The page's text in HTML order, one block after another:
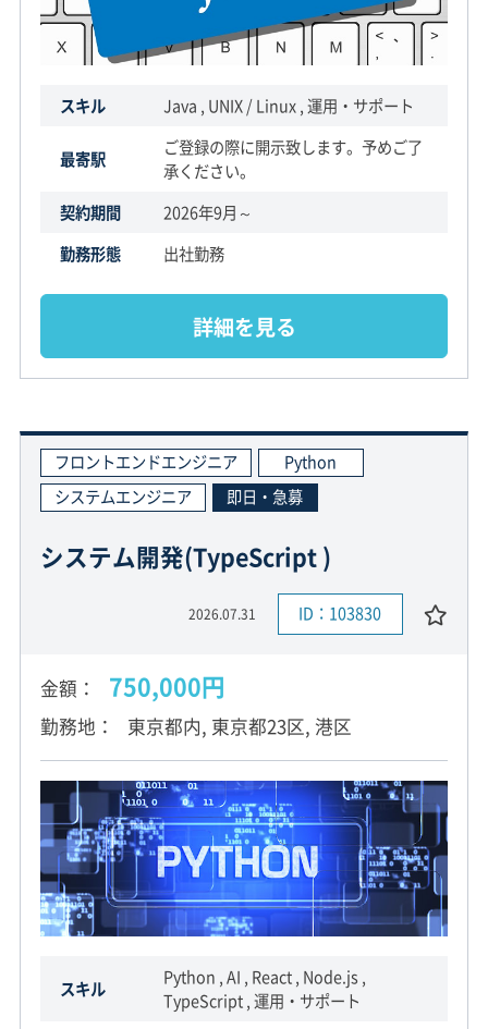
スキル Java , UNIX / Linux , 運用・サポート
最寄駅
ご登録の際に開示致します。予めご了
承ください。
契約期間
2026年9月～
勤務形態
出社勤務
詳細を見る
フロントエンドエンジニア
Python
システムエンジニア
即日・急募
システム開発(TypeScript )
2026.07.31 ID：103830
金額 750,000円
勤務地 東京都内, 東京都23区, 港区
スキル
Python , AI , React , Node.js ,
TypeScript , 運用・サポート